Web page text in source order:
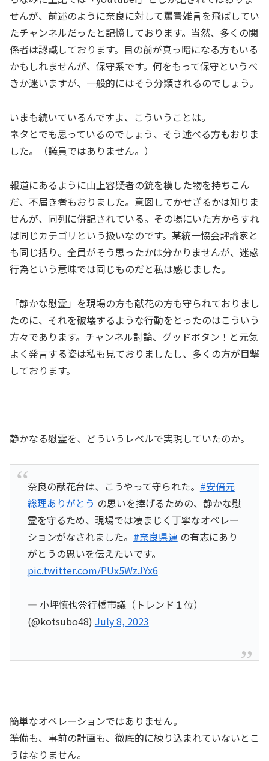
せんが、前述のように奈良に対して罵詈雑言を飛ばしてい
たチャンネルだったと記憶しております。当然、多くの関
係者は認識しております。目の前が真っ暗になる方もいる
かもしれませんが、保守系です。何をもって保守というべ
きか迷いますが、一般的にはそう分類されるのでしょう。
いまも続いているんですよ、こういうことは。
ネタとでも思っているのでしょう、そう述べる方もおりま
した。（議員ではありません。）
報道にあるように山上容疑者の銃を模した物を持ちこん
だ、不届き者もおりました。意図してかせざるかは知りま
せんが、同列に併記されている。その場にいた方からすれ
ば同じカテゴリという扱いなのです。某統一協会評論家と
も同じ括り。全員がそう思ったかは分かりませんが、迷惑
行為という意味では同じものだと私は感じました。
「静かな慰霊」を現場の方も献花の方も守られておりまし
たのに、それを破壊するような行動をとったのはこういう
方々であります。チャンネル討論、グッドボタン！と元気
よく発言する姿は私も見ておりましたし、多くの方が目撃
しております。
静かなる慰霊を、どういうレベルで実現していたのか。
奈良の献花台は、こうやって守られた。 #安倍元
総理ありがとう の思いを捧げるための、静かな慰
霊を守るため、現場では凄まじく丁寧なオペレー
ションがなされました。 #奈良県連 の有志にあり
がとうの思いを伝えたいです。
pic.twitter.com/PUx5WzJYx6
— 小坪慎也🎌行橋市議（トレンド１位）
(@kotsubo48) July 8, 2023
簡単なオペレーションではありません。
準備も、事前の計画も、徹底的に練り込まれていないとこ
うはなりません。